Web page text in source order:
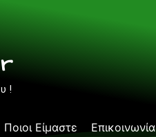
!
Ποιοι Είμαστε Επικοινωνία